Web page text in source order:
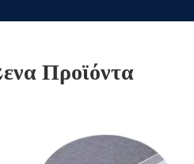
Προϊόντα